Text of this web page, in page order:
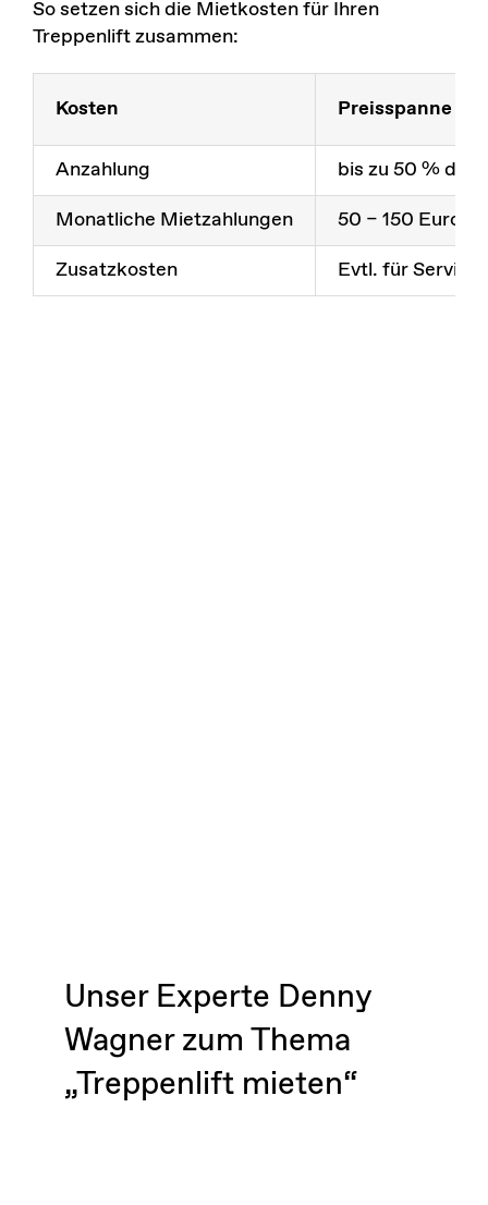
So setzen sich die Mietkosten für Ihren
Treppenlift zusammen:
Kosten Preisspanne
Anzahlung
bis zu 50 % des
Monatliche Mietzahlungen
50 – 150 Euro
Zusatzkosten
Evtl. für
Unser Experte Denny
Wagner zum Thema
„Treppenlift mieten“